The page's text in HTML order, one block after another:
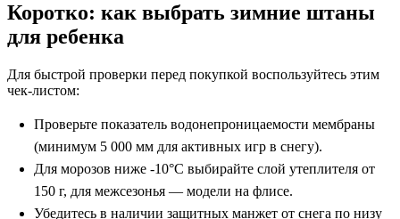
Коротко: как выбрать зимние штаны
для ребенка
Для быстрой проверки перед покупкой воспользуйтесь этим
чек-листом:
Проверьте показатель водонепроницаемости мембраны
(минимум 5 000 мм для активных игр в снегу).
Для морозов ниже -10°C выбирайте слой утеплителя от
150 г, для межсезонья — модели на флисе.
Убедитесь в наличии защитных манжет от снега по низу